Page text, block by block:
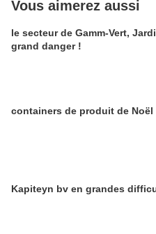
Vous aimerez aussi
le secteur de Gamm-Vert,
grand danger !
containers de produit de
Kapiteyn bv en grandes